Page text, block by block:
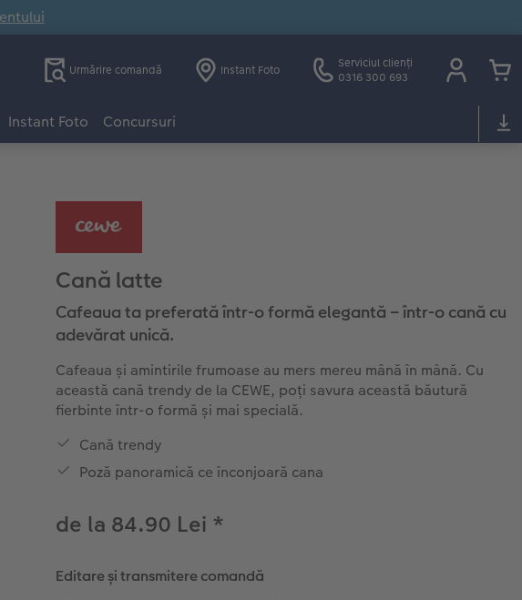
Urmărire comandă Instant Foto
Serviciul clienți
0316 300 693
Instant Foto Concursuri
Cană latte
Cafeaua ta preferată într-o formă elegantă – într-o cană cu
adevărat unică.
Cafeaua și amintirile frumoase au mers mereu mână în mână. Cu
această cană trendy de la CEWE, poți savura această băutură
fierbinte într-o formă și mai specială.
Cană trendy
Poză panoramică ce înconjoară cana
de la 84.90 Lei *
Editare și transmitere comandă